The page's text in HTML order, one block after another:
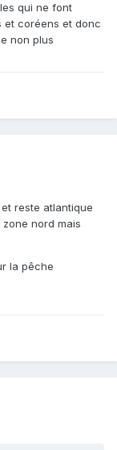
qui ne font
et coréens et donc
non plus
reste atlantique
nord mais
la pêche